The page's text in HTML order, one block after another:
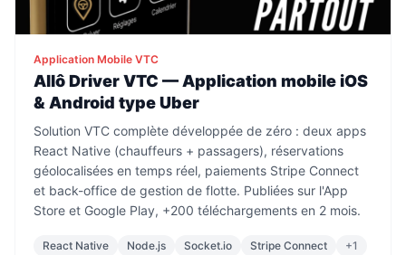
Application Mobile VTC
Allô Driver VTC — Application mobile iOS
& Android type Uber
Solution VTC complète développée de zéro : deux apps
React Native (chauffeurs + passagers), réservations
géolocalisées en temps réel, paiements Stripe Connect
et back-office de gestion de flotte. Publiées sur l'App
Store et Google Play, +200 téléchargements en 2 mois.
React Native Node.js Socket.io Stripe Connect +1